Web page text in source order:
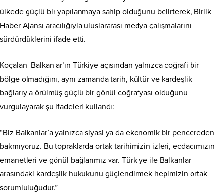
ülkede güçlü bir yapılanmaya sahip olduğunu belirterek, Birlik
Haber Ajansı aracılığıyla uluslararası medya çalışmalarını
sürdürdüklerini ifade etti.
Koçalan, Balkanlar’ın Türkiye açısından yalnızca coğrafi bir
bölge olmadığını, aynı zamanda tarih, kültür ve kardeşlik
bağlarıyla örülmüş güçlü bir gönül coğrafyası olduğunu
vurgulayarak şu ifadeleri kullandı:
“Biz Balkanlar’a yalnızca siyasi ya da ekonomik bir pencereden
bakmıyoruz. Bu topraklarda ortak tarihimizin izleri, ecdadımızın
emanetleri ve gönül bağlarımız var. Türkiye ile Balkanlar
arasındaki kardeşlik hukukunu güçlendirmek hepimizin ortak
sorumluluğudur.”